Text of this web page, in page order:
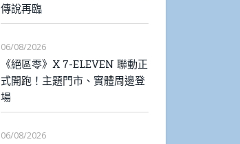
傳說再臨
06/08/2026
《絕區零》X 7-ELEVEN 聯動正
式開跑！主題門市、實體周邊登
場
06/08/2026